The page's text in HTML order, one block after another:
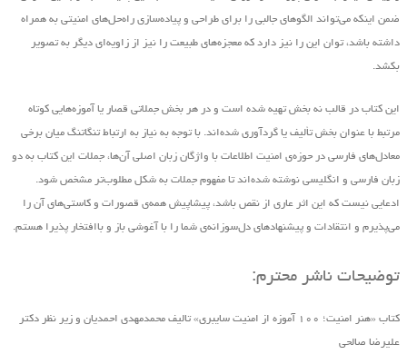
ضمن اینکه می‌تواند الگوهای جالبی را برای طراحی و پیاده‌سازی راه‌حل‌های امنیتی به همراه
داشته باشد، توان این را نیز دارد که معجزه‌های طبیعت را نیز از زاویه‌ای دیگر به تصویر
بکشد.
این کتاب در قالب نه بخش تهیه ‌شده است و در هر بخش جملاتی قصار یا آموزه‌هایی کوتاه
مرتبط با عنوان بخش تألیف یا گردآوری شده‌اند. با توجه به نیاز به ارتباط تنگاتنگ میان برخی
معادل‌های فارسی در حوزه‌ی امنیت اطلاعات با واژگان زبان اصلی آن‌ها، جملات این کتاب به دو
زبان فارسی و انگلیسی نوشته شده‌اند تا مفهوم جملات به شکل مطلوب‌تر مشخص شود.
ادعایی نیست که این اثر عاری از نقص باشد، پیشاپیش همه‌ی قصورات و کاستی‌های آن را
می‌پذیرم و انتقادات و پیشنهاد‌های د‌ل‌سوزانه‌ی شما را با آغوشی باز و باافتخار پذیرا هستم.
توضیحات ناشر محترم:
کتاب «هنر امنیت؛ ۱۰۰ آموزه از امنیت سایبری» تالیف محمدمهدی احمدیان و زیر نظر دکتر
علیرضا صالحی